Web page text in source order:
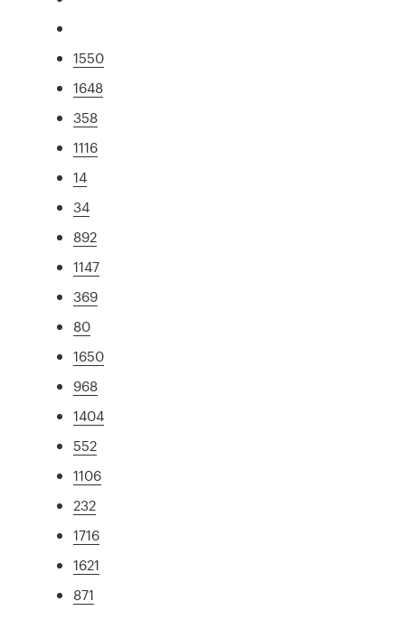
1550
1648
358
1116
14
34
892
1147
369
80
1650
968
1404
552
1106
232
1716
1621
871